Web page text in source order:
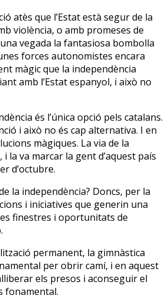
atès que l’Estat està segur de la
violència, o amb promeses de
vegada la fantasiosa bombolla
forces autonomistes encara
màgic que la independència
amb l’Estat espanyol, i això no
és l’única opció pels catalans.
i això no és cap alternativa. I en
màgiques. La via de la
la va marcar la gent d’aquest país
d’octubre.
la independència? Doncs, per la
i iniciatives que generin una
finestres i oportunitats de
permanent, la gimnàstica
per obrir camí, i en aquest
els presos i aconseguir el
fonamental.